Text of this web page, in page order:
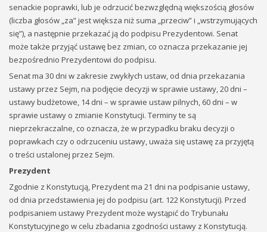
senackie poprawki, lub je odrzucić bezwzględną większością głosów
(liczba głosów „za” jest większa niż suma „przeciw” i „wstrzymujących
się”), a następnie przekazać ją do podpisu Prezydentowi. Senat
może także przyjąć ustawę bez zmian, co oznacza przekazanie jej
bezpośrednio Prezydentowi do podpisu.
Senat ma 30 dni w zakresie zwykłych ustaw, od dnia przekazania
ustawy przez Sejm, na podjęcie decyzji w sprawie ustawy, 20 dni –
ustawy budżetowe, 14 dni – w sprawie ustaw pilnych, 60 dni – w
sprawie ustawy o zmianie Konstytucji. Terminy te są
nieprzekraczalne, co oznacza, że w przypadku braku decyzji o
poprawkach czy o odrzuceniu ustawy, uważa się ustawę za przyjętą
o treści ustalonej przez Sejm.
Prezydent
Zgodnie z Konstytucją, Prezydent ma 21 dni na podpisanie ustawy,
od dnia przedstawienia jej do podpisu (art. 122 Konstytucji). Przed
podpisaniem ustawy Prezydent może wystąpić do Trybunału
Konstytucyjnego w celu zbadania zgodności ustawy z Konstytucją.